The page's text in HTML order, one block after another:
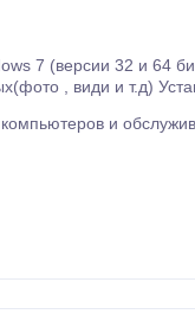
, види и т.д)
спектр услуг по ремонту,
и